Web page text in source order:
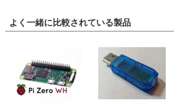
よく一緒に比較されている製品